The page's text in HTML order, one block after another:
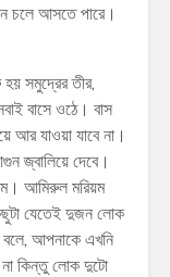
চলে আসতে পারে।
সমুদ্রের তীর,
বাসে ওঠে। বাস
আর যাওয়া যাবে না।
জ্বালিয়ে দেবে।
আমিরুল মরিয়ম
যেতেই দুজন লোক
বলে, আপনাকে এখনি
না কিন্তু লোক দুটো